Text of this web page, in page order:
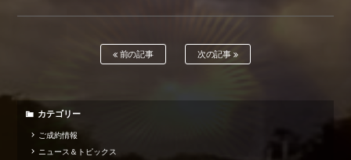
前の記事 次の記事
カテゴリー
ご成約情報
ニュース＆トピックス